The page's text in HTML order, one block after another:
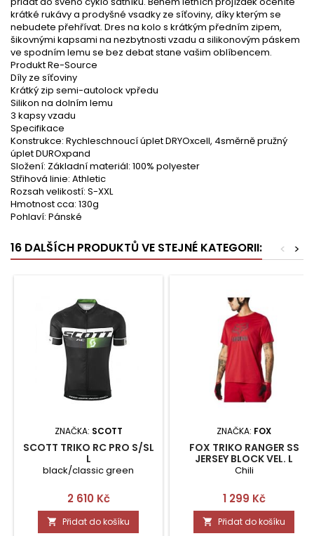
krátké rukávy a prodyšné vsadky ze síťoviny, díky kterým se
nebudete přehřívat. Dres na kolo s krátkým předním zipem,
šikovnými kapsami na nezbytnosti vzadu a silikonovým páskem
ve spodním lemu se bez debat stane vašim oblíbencem.
Produkt Re-Source
Díly ze síťoviny
Krátký zip semi-autolock vpředu
Silikon na dolním lemu
3 kapsy vzadu
Specifikace
Konstrukce: Rychleschnoucí úplet DRYOxcell, 4směrně pružný
úplet DUROxpand
Složení: Základní materiál: 100% polyester
Střihová linie: Athletic
Rozsah velikostí: S-XXL
Hmotnost cca: 130g
Pohlaví: Pánské
16 DALŠÍCH PRODUKTŮ VE STEJNÉ KATEGORII: >
<
ZNAČKA: SCOTT
SCOTT TRIKO RC PRO S/SL
L
black/classic green
Cena
2 610 Kč
 Přidat do košíku
ZNAČKA: FOX
FOX TRIKO RANGER SS
JERSEY BLOCK VEL. L
Chili
Cena
1 299 Kč
 Přidat do košíku